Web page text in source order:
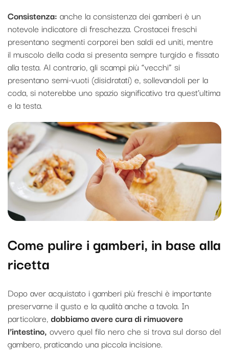
Consistenza: anche la consistenza dei gamberi è un
notevole indicatore di freschezza. Crostacei freschi
presentano segmenti corporei ben saldi ed uniti, mentre
il muscolo della coda si presenta sempre turgido e fissato
alla testa. Al contrario, gli scampi più “vecchi” si
presentano semi-vuoti (disidratati) e, sollevandoli per la
coda, si noterebbe uno spazio significativo tra quest’ultima
e la testa.
Come pulire i gamberi, in base alla
ricetta
Dopo aver acquistato i gamberi più freschi è importante
preservarne il gusto e la qualità anche a tavola. In
particolare,dobbiamo avere cura di rimuovere
l’intestino, ovvero quel filo nero che si trova sul dorso del
gambero, praticando una piccola incisione.